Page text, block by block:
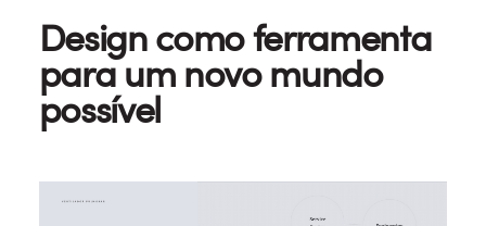
Design como ferramenta
para um novo mundo
possível